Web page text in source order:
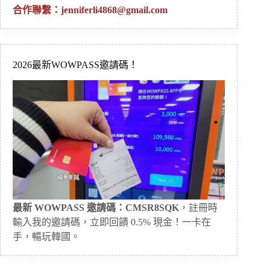
合作聯繫： jenniferli4868@gmail.com
2026最新WOWPASS邀請碼！
最新 WOWPASS 邀請碼：CMSR8SQK ，註冊時
輸入我的邀請碼，立即回饋 0.5% 現金！一卡在
手，暢玩韓國。